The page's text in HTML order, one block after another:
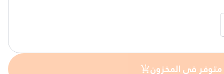
متوفر في المخزون